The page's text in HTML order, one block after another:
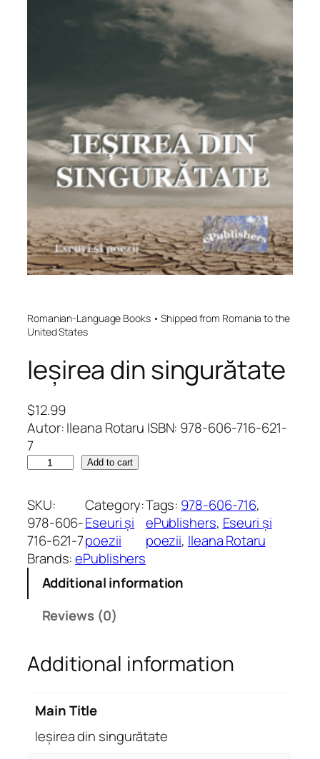
Romanian-Language Books • Shipped from Romania to the
United States
Ieșirea din singurătate
$12.99
Autor: Ileana Rotaru ISBN: 978-606-716-621-
7
ș
i
r
e
a
n
g
ă
Add to cart
SKU:
978-606-
716-621-7
Category:
Eseuri și
poezii
Tags: 978-606-716
ePublishers, Eseuri și
poezii, Ileana Rotaru
Brands:ePublishers
Additional information
Reviews (0)
Additional information
Main Title
Ieșirea din singurătate